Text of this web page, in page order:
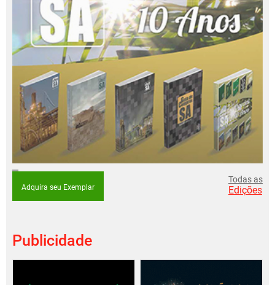
Adquira seu Exemplar
Todas as
Edições
Publicidade